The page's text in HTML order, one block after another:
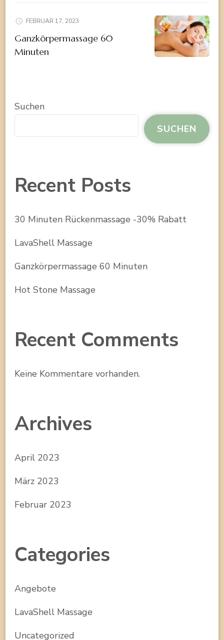
FEBRUAR 17, 2023
Ganzkörpermassage 60
Minuten
Suchen
SUCHEN
Recent Posts
30 Minuten Rückenmassage -30% Rabatt
LavaShell Massage
Ganzkörpermassage 60 Minuten
Hot Stone Massage
Recent Comments
Keine Kommentare vorhanden.
Archives
April 2023
März 2023
Februar 2023
Categories
Angebote
LavaShell Massage
Uncategorized